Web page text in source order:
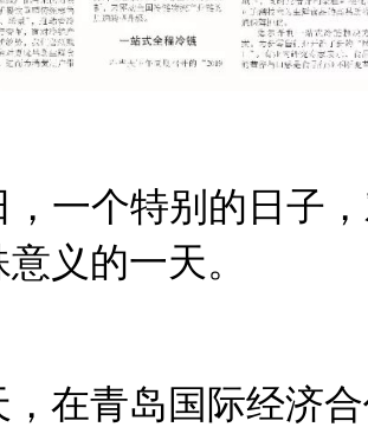
，一个特别的 日 子
义的一天。
，在青岛国际经济